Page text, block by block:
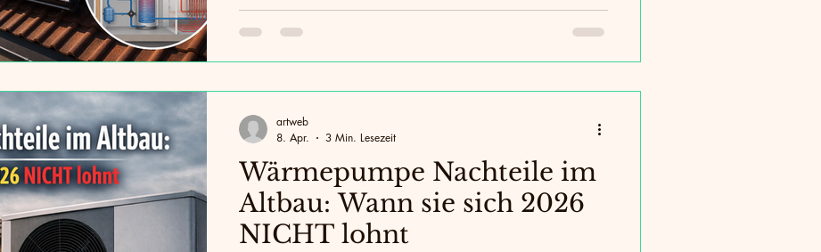
Wärmepumpe Nachteile im
Altbau: Wann sie sich 2026
NICHT lohnt
artweb
8. Apr.
3 Min. Lesezeit